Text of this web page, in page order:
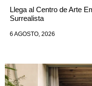
Llega al Centro de Arte
Surrealista
6 AGOSTO, 2026